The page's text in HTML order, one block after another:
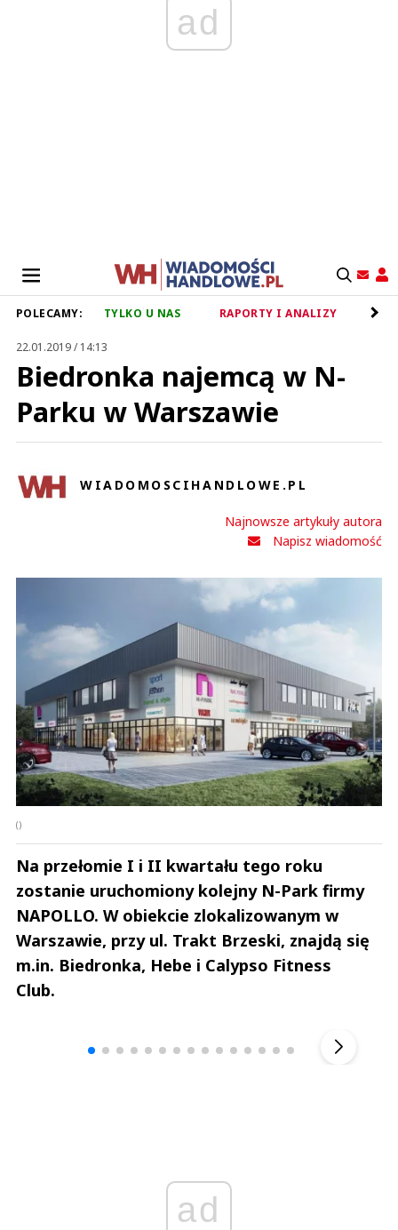
ad
POLECAMY: TYLKO U NAS RAPORTY I ANALIZY
22.01.2019 / 14:13
Biedronka najemcą w N-
Parku w Warszawie
WIADOMOSCIHANDLOWE.PL
Najnowsze artykuły autora
Napisz wiadomość
()
Na przełomie I i II kwartału tego roku
zostanie uruchomiony kolejny N-Park firmy
NAPOLLO. W obiekcie zlokalizowanym w
Warszawie, przy ul. Trakt Brzeski, znajdą się
m.in. Biedronka, Hebe i Calypso Fitness
Club.
ad